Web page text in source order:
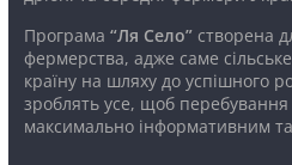
Програма “Ля Село”створена
фермерства, адже саме
країну на шляху до успішного
зроблять усе, щоб
максимально інформативним